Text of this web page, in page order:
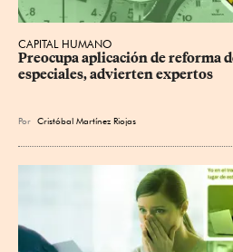
CAPITAL HUMANO
Preocupa aplicación de reforma
especiales, advierten expertos
Por Cristóbal Martínez Riojas